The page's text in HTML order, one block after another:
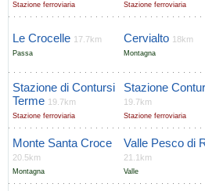
Stazione ferroviaria Stazione ferroviaria
Le Crocelle 17.7km
Passa
Cervialto 18km
Montagna
Stazione di Contursi
Terme 19.7km
Stazione ferroviaria
Stazione
19.7km
Stazione ferroviaria
Monte Santa Croce
20.5km
Montagna
Valle Pesco di
21.1km
Valle